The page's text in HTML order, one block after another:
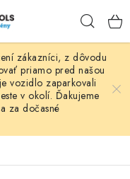
zákazníci, z dôvodu
priamo pred našou
vozidlo zaparkovali
v okolí. Ďakujeme
za dočasné